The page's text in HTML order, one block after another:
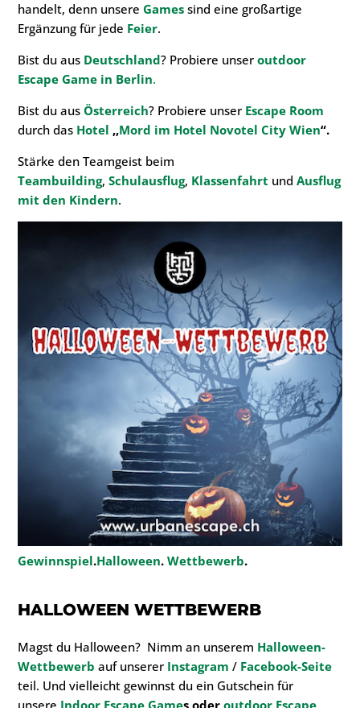
handelt, denn unsereGames sind eine großartige
Ergänzung für jede Feier.
Bist du aus Deutschland? Probiere unseroutdoor
Escape Game in Berlin.
Bist du ausÖsterreich? Probiere unser Escape Room
durch das Hotel ,,Mord im Hotel Novotel City Wien“.
Stärke den Teamgeist beim
Teambuilding,Schulausflug, Klassenfahrt undAusflug
mit den Kindern.
Gewinnspiel.Halloween.Wettbewerb.
HALLOWEEN WETTBEWERB
Magst du Halloween? Nimm an unserem Halloween-
Wettbewerb auf unserer Instagram / Facebook-Seite
teil. Und vielleicht gewinnst du ein Gutschein für